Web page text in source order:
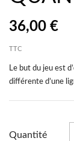
36,00 €
TTC
Le but du jeu est
différente d’une
Quantité